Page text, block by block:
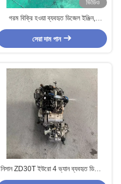
ভিডিও
গরম বিক্রি হওয়া ব্যবহৃত ডিজেল ইঞ্জিন,
Nissan TD23 ট্রাকের জন্য, ৬টি সিলিন্ডার
সেরা দাম পান
নিসান ZD30T ইউরো 4 ভ্যান ব্যবহৃত ডিজেল
ইঞ্জিন Assy জন্য Excavator